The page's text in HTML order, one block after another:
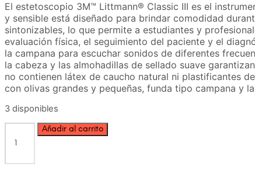
El estetoscopio 3M™ Littmann® Classic III es el
y sensible está diseñado para brindar comodidad
sintonizables, lo que permite a estudiantes y
evaluación física, el seguimiento del paciente y el
la campana para escuchar sonidos de diferentes
la cabeza y las almohadillas de sellado suave
no contienen látex de caucho natural ni plastificantes
con olivas grandes y pequeñas, funda tipo campana y
3 disponibles
Estetoscopio
Classic
Azul
Añadir al carrito